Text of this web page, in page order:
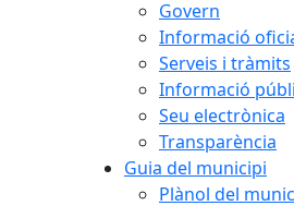
Govern
Informació
Serveis i tràmits
Informació
Seu electrònica
Transparència
Guia del municipi
Plànol del